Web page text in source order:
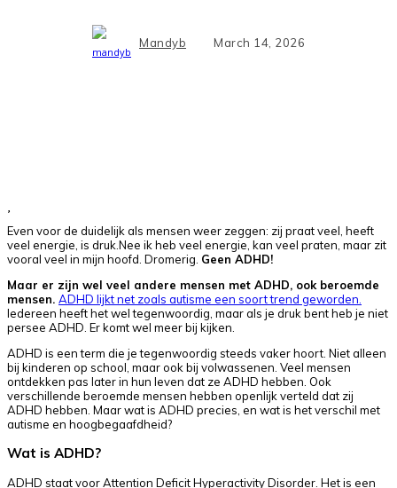
Mandyb March 14, 2026
Even voor de duidelijk als mensen weer zeggen: zij praat veel, heeft
veel energie, is druk.Nee ik heb veel energie, kan veel praten, maar zit
vooral veel in mijn hoofd. Dromerig. Geen ADHD!
Maar er zijn wel veel andere mensen met ADHD, ook beroemde
mensen. ADHD lijkt net zoals autisme een soort trend geworden.
Iedereen heeft het wel tegenwoordig, maar als je druk bent heb je niet
persee ADHD. Er komt wel meer bij kijken.
ADHD is een term die je tegenwoordig steeds vaker hoort. Niet alleen
bij kinderen op school, maar ook bij volwassenen. Veel mensen
ontdekken pas later in hun leven dat ze ADHD hebben. Ook
verschillende beroemde mensen hebben openlijk verteld dat zij
ADHD hebben. Maar wat is ADHD precies, en wat is het verschil met
autisme en hoogbegaafdheid?
Wat is ADHD?
ADHD staat voor Attention Deficit Hyperactivity Disorder. Het is een